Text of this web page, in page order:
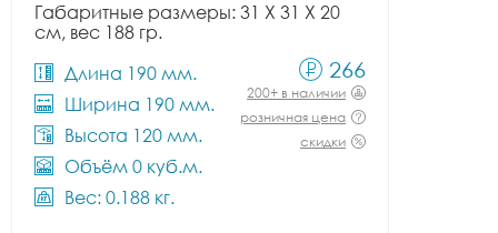
Габаритные размеры: 31 X 31 X 20
см, вес 188 гр.
Длина 190 мм.
Ширина 190 мм.
Высота 120 мм.
Объём 0 куб.м.
Вес: 0.188 кг.
266
200+ в наличии
розничная цена
скидки